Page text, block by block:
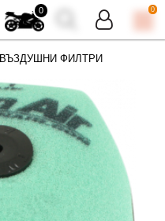
0 0
ВЪЗДУШНИ ФИЛТРИ